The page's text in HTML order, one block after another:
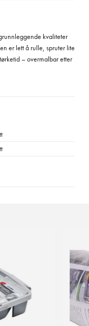
kvaliteter
er lett å rulle, spruter lite
– overmalbar etter